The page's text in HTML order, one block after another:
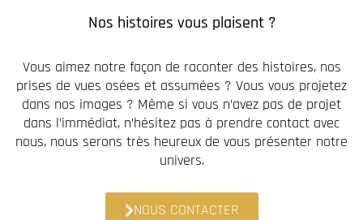
Nos histoires vous plaisent ?
Vous aimez notre façon de raconter des histoires, nos
prises de vues osées et assumées ? Vous vous projetez
dans nos images ? Même si vous n’avez pas de projet
dans l’immédiat, n’hésitez pas à prendre contact avec
nous, nous serons très heureux de vous présenter notre
univers.
NOUS CONTACTER